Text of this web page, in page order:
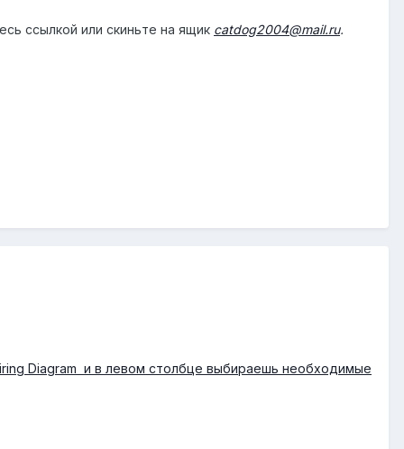
ссылкой или скиньте на ящик catdog2004@mail.ru.
Diagram и в левом столбце выбираешь необходимые